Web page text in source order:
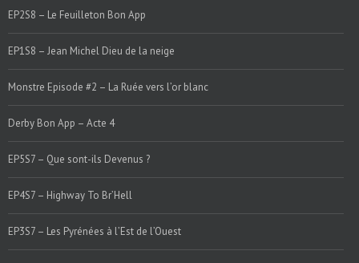
EP2S8 – Le Feuilleton Bon App
EP1S8 – Jean Michel Dieu de la neige
Monstre Episode #2 – La Ruée vers l’or blanc
Derby Bon App – Acte 4
EP5S7 – Que sont-ils Devenus ?
EP4S7 – Highway To Br’Hell
EP3S7 – Les Pyrénées à l’Est de l’Ouest